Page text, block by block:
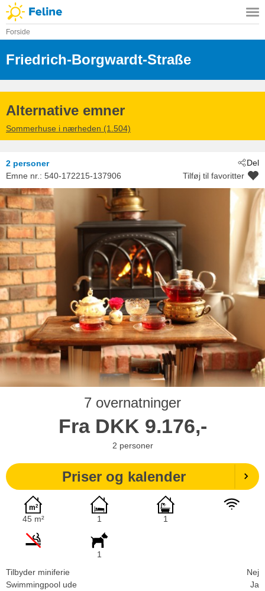
Forside
Friedrich-Borgwardt-Straße
- 18225
-
Alternative emner
Sommerhuse i nærheden (1.504)
Del
2 personer
Emne nr.: 540-172215-137906 Tilføj til favoritter
7 overnatninger
Fra DKK 9.176,-
2 personer
Priser og kalender
45 m² 1 1
1
Tilbyder miniferie
Nej
Swimmingpool ude
Ja